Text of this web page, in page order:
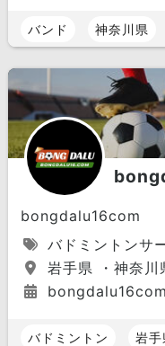
バンド 神奈川県
bongdalu16com
バドミントンサ
岩手県 ・神奈
bongdalu16com
バドミントン 岩手